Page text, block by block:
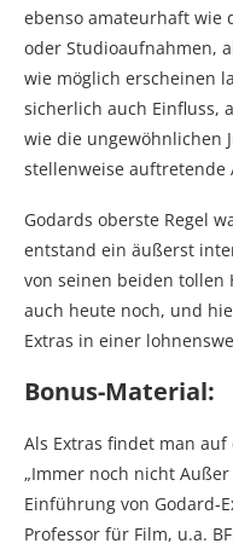
ebenso amateurhaft wie
oder Studioaufnahmen,
wie möglich erscheinen
sicherlich auch Einfluss,
wie die ungewöhnlichen
stellenweise auftretende
Godards oberste Regel
entstand ein äußerst
von seinen beiden tollen
auch heute noch, und
Extras in einer
Bonus-Material:
Als Extras findet man
„Immer noch nicht
Einführung von Godard-
Professor für Film, u.a.